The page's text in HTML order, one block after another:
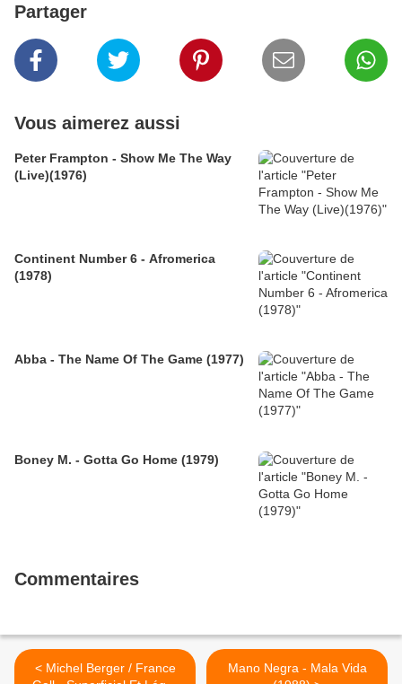
Partager
Vous aimerez aussi
Peter Frampton - Show Me The Way
(Live)(1976)
Continent Number 6 - Afromerica
(1978)
Abba - The Name Of The Game (1977)
Boney M. - Gotta Go Home (1979)
Commentaires
< Michel Berger / France
Mano Negra - Mala Vida